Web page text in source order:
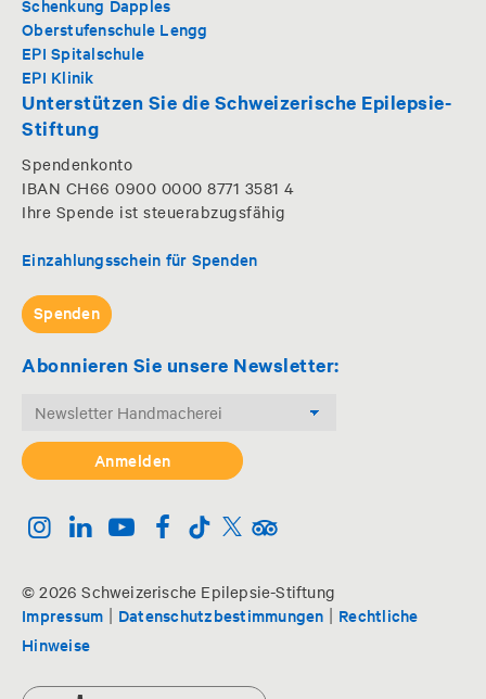
Schenkung Dapples
Oberstufenschule Lengg
EPI Spitalschule
EPI Klinik
Unterstützen Sie die Schweizerische Epilepsie-
Stiftung
Spendenkonto
IBAN CH66 0900 0000 8771 3581 4
Ihre Spende ist steuerabzugsfähig
Einzahlungsschein für Spenden
Spenden
Abonnieren Sie unsere Newsletter:
© 2026 Schweizerische Epilepsie-Stiftung
Impressum | Datenschutzbestimmungen | Rechtliche
Hinweise